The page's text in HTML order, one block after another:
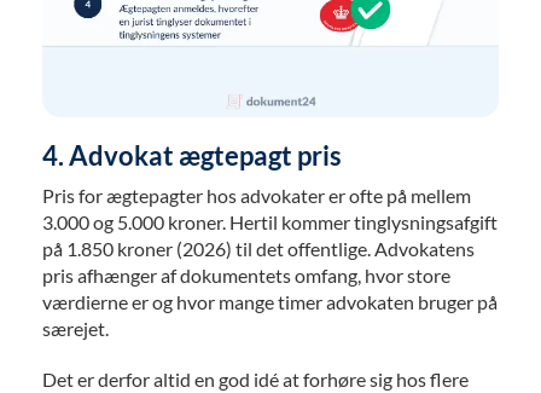
4. Advokat ægtepagt pris
Pris for ægtepagter hos advokater er ofte på mellem
3.000 og 5.000 kroner. Hertil kommer tinglysningsafgift
på 1.850 kroner (2026) til det offentlige. Advokatens
pris afhænger af dokumentets omfang, hvor store
værdierne er og hvor mange timer advokaten bruger på
særejet.
Det er derfor altid en god idé at forhøre sig hos flere